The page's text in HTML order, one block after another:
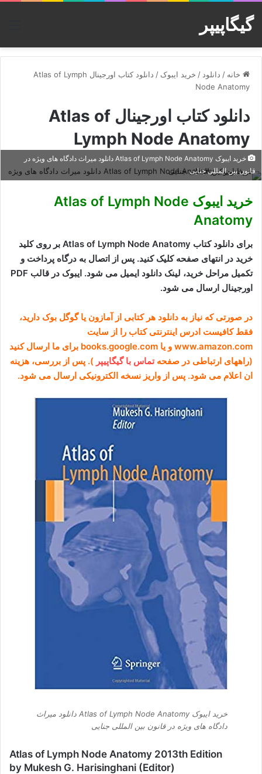
گیگاپیپر
خانه / دانلود / خرید ایبوک /
دانلود کتاب اورجینال Atlas of Lymph
Node Anatomy
دانلود کتاب اورجینال Atlas of
Lymph Node Anatomy
خرید ایبوک Atlas of Lymph Node Anatomy دانلود میراث دادگاه های ویژه در
قانون بین المللی جنایی
خرید ایبوک Atlas of Lymph Node
Anatomy
برای دانلود کتاب Atlas of Lymph Node Anatomy بر روی کلید
خرید در انتهای صفحه کلیک کنید. پس از اتصال به درگاه پرداخت و
تکمیل مراحل خرید، لینک دانلود ایمیل می شود. ایبوک در قالب PDF
اورجینال ارسال می شود.
در صورتی که نیاز به دانلود هر کتابی از آمازون یا گوگل بوک دارید،
فقط کافیست ادرس اینترنتی کتاب را از سایت
www.amazon.com و یا books.google.com برای ما ارسال کنید
(راههای ارتباطی در صفحهتماس با گیگاپیپر ). پس از بررسی، هزینه
ان اعلام می شود. پس از واریز نسخه الکترونیکی ارسال می شود.
خرید ایبوک Atlas of Lymph Node Anatomy دانلود میراث
دادگاه های ویژه در قانون بین المللی جنایی
Atlas of Lymph Node Anatomy 2013th Edition
by Mukesh G. Harisinghani (Editor)